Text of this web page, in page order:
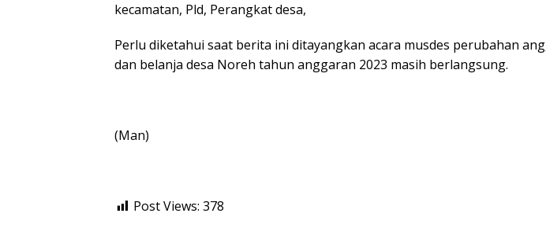
kecamatan, Pld, Perangkat desa,
Perlu diketahui saat berita ini ditayangkan acara musdes perubahan
dan belanja desa Noreh tahun anggaran 2023 masih berlangsung.
(Man)
Post Views: 378